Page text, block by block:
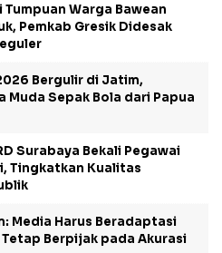
Tumpuan Warga Bawean
Pemkab Gresik Didesak
Bergulir di Jatim,
Muda Sepak Bola dari Papua
Surabaya Bekali Pegawai
Tingkatkan Kualitas
Media Harus Beradaptasi
Berpijak pada Akurasi